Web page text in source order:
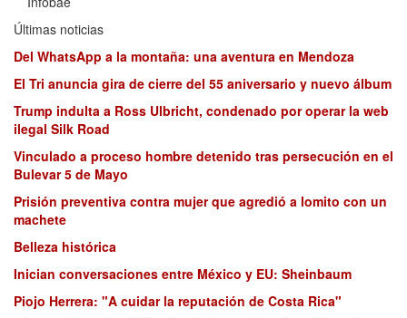
Últimas noticias
Del WhatsApp a la montaña: una aventura en Mendoza
El Tri anuncia gira de cierre del 55 aniversario y nuevo álbum
Trump indulta a Ross Ulbricht, condenado por operar la web
ilegal Silk Road
Vinculado a proceso hombre detenido tras persecución en el
Bulevar 5 de Mayo
Prisión preventiva contra mujer que agredió a lomito con un
machete
Belleza histórica
Inician conversaciones entre México y EU: Sheinbaum
Piojo Herrera: "A cuidar la reputación de Costa Rica"